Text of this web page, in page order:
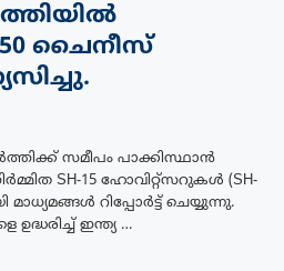
ചൈനീസ്
സമീപം പാക്കിസ്ഥാൻ
SH-15 ഹോവിറ്റ്‌സറുകൾ (SH-
മാധ്യമങ്ങൾ റിപ്പോർട്ട് ചെയ്യുന്നു.
ഇന്ത്യ …